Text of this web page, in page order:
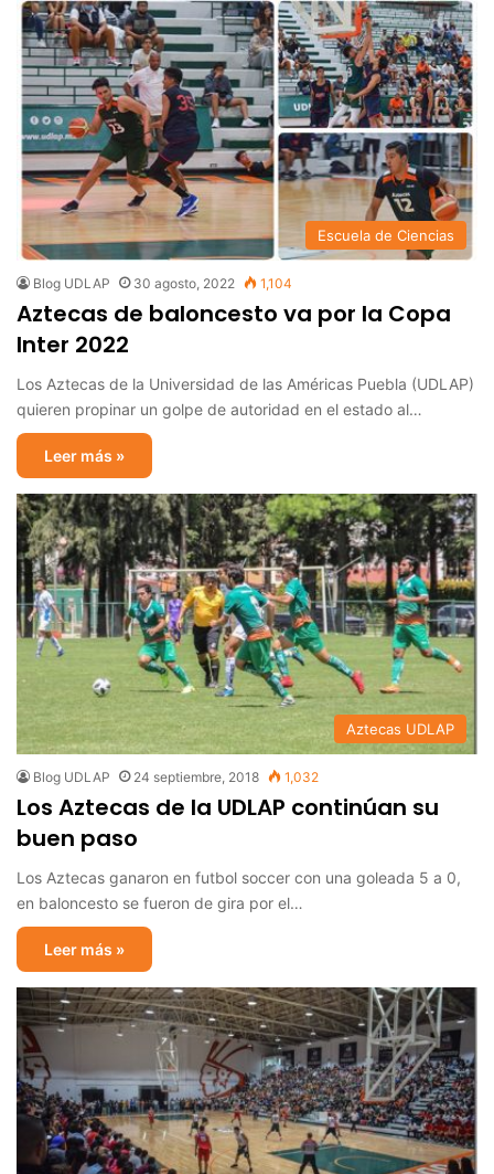
Escuela de Ciencias
Blog UDLAP 30 agosto, 2022 1,104
Aztecas de baloncesto va por la Copa
Inter 2022
Los Aztecas de la Universidad de las Américas Puebla (UDLAP)
quieren propinar un golpe de autoridad en el estado al…
Leer más »
Aztecas UDLAP
Blog UDLAP 24 septiembre, 2018 1,032
Los Aztecas de la UDLAP continúan su
buen paso
Los Aztecas ganaron en futbol soccer con una goleada 5 a 0,
en baloncesto se fueron de gira por el…
Leer más »